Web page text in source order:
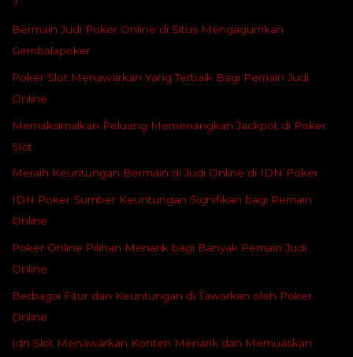
?
Bermain Judi Poker Online di Situs Mengagumkan
Gembalapoker
Poker Slot Menawarkan Yang Terbaik Bagi Pemain Judi
Online
Memaksimalkan Peluang Memenangkan Jackpot di Poker
Slot
Meraih Keuntungan Bermain di Judi Online di IDN Poker
IDN Poker Sumber Keuntungan Signifikan bagi Pemain
Online
Poker Online Pilihan Menarik bagi Banyak Pemain Judi
Online
Berbagai Fitur dan Keuntungan di Tawarkan oleh Poker
Online
Idn Slot Menawarkan Konten Menarik dan Memuaskan